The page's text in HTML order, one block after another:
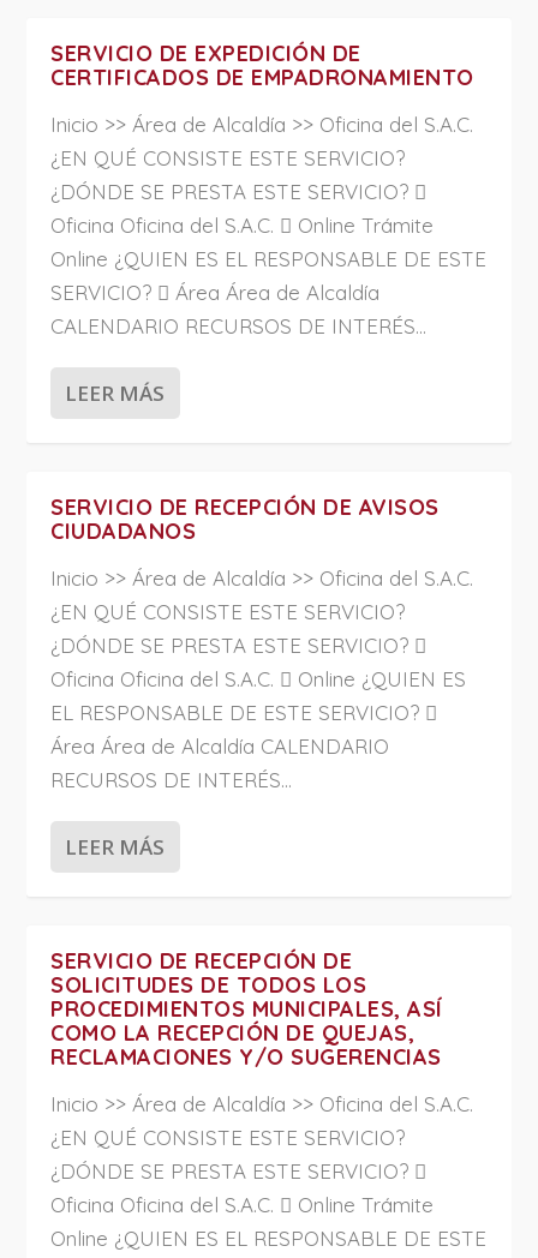
SERVICIO DE EXPEDICIÓN DE
CERTIFICADOS DE EMPADRONAMIENTO
Inicio >> Área de Alcaldía >> Oficina del S.A.C.
¿EN QUÉ CONSISTE ESTE SERVICIO?
¿DÓNDE SE PRESTA ESTE SERVICIO? 
Oficina Oficina del S.A.C.  Online Trámite
Online ¿QUIEN ES EL RESPONSABLE DE ESTE
SERVICIO?  Área Área de Alcaldía
CALENDARIO RECURSOS DE INTERÉS...
LEER MÁS
SERVICIO DE RECEPCIÓN DE AVISOS
CIUDADANOS
Inicio >> Área de Alcaldía >> Oficina del S.A.C.
¿EN QUÉ CONSISTE ESTE SERVICIO?
¿DÓNDE SE PRESTA ESTE SERVICIO? 
Oficina Oficina del S.A.C.  Online ¿QUIEN ES
EL RESPONSABLE DE ESTE SERVICIO? 
Área Área de Alcaldía CALENDARIO
RECURSOS DE INTERÉS...
LEER MÁS
SERVICIO DE RECEPCIÓN DE
SOLICITUDES DE TODOS LOS
PROCEDIMIENTOS MUNICIPALES, ASÍ
COMO LA RECEPCIÓN DE QUEJAS,
RECLAMACIONES Y/O SUGERENCIAS
Inicio >> Área de Alcaldía >> Oficina del S.A.C.
¿EN QUÉ CONSISTE ESTE SERVICIO?
¿DÓNDE SE PRESTA ESTE SERVICIO? 
Oficina Oficina del S.A.C.  Online Trámite
Online ¿QUIEN ES EL RESPONSABLE DE ESTE